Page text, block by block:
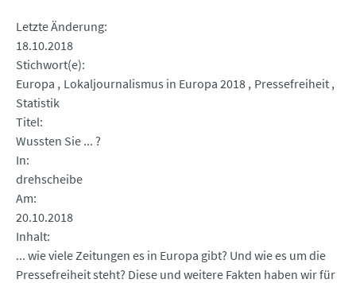
Letzte Änderung
18.10.2018
Stichwort(e)
Europa
Lokaljournalismus in Europa 2018 Pressefreiheit
Statistik
Titel
Wussten Sie ... ?
In
drehscheibe
Am
20.10.2018
Inhalt
... wie viele Zeitungen es in Europa gibt? Und wie es um die
Pressefreiheit steht? Diese und weitere Fakten haben wir für